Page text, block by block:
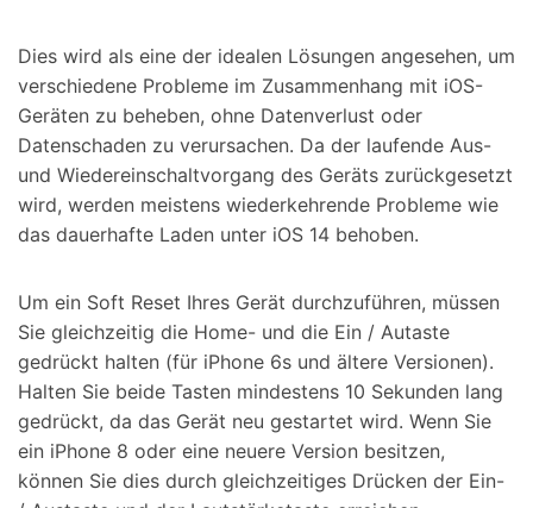
Dies wird als eine der idealen Lösungen angesehen, um
verschiedene Probleme im Zusammenhang mit iOS-
Geräten zu beheben, ohne Datenverlust oder
Datenschaden zu verursachen. Da der laufende Aus-
und Wiedereinschaltvorgang des Geräts zurückgesetzt
wird, werden meistens wiederkehrende Probleme wie
das dauerhafte Laden unter iOS 14 behoben.
Um ein Soft Reset Ihres Gerät durchzuführen, müssen
Sie gleichzeitig die Home- und die Ein / Autaste
gedrückt halten (für iPhone 6s und ältere Versionen).
Halten Sie beide Tasten mindestens 10 Sekunden lang
gedrückt, da das Gerät neu gestartet wird. Wenn Sie
ein iPhone 8 oder eine neuere Version besitzen,
können Sie dies durch gleichzeitiges Drücken der Ein-